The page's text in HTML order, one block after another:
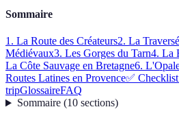
Sommaire
1. La Route des Créateurs2. La
Médiévaux3. Les Gorges du Tarn4. La
La Côte Sauvage en Bretagne6.
Routes Latines en Provence✅
tripGlossaireFAQ
Sommaire(10 sections)